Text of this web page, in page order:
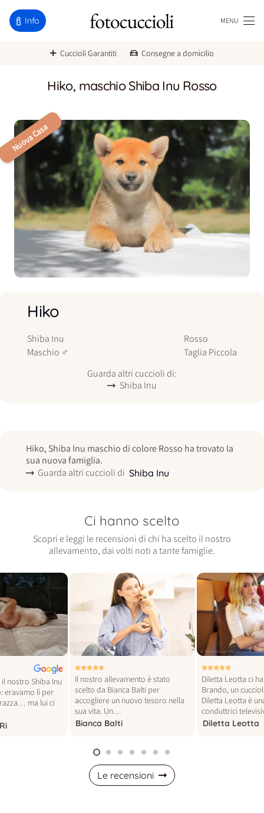
Info MENU
Cuccioli Garantiti Consegne a domicilio
Hiko, maschio Shiba Inu Rosso
Nuova Casa
Hiko
Shiba Inu
Maschio ♂
Rosso
Taglia Piccola
Guarda altri cuccioli di:
Shiba Inu
Hiko, Shiba Inu maschio di colore Rosso ha trovato la
sua nuova famiglia.
Guarda altri cuccioli di Shiba Inu
Ci hanno scelto
Scopri e leggi le recensioni di chi ha scelto il nostro
allevamento, dai volti noti a tante famiglie.
nostro Shiba Inu
eravamo lì per
ma lui ci
© foto vogue italia
Il nostro allevamento è stato
scelto da Bianca Balti per
accogliere un nuovo tesoro nella
sua vita. Un…
Bianca Balti
© foto instagram
Diletta Leotta ci
Brando, un
Diletta Leotta è
conduttrici
Diletta Leotta
Le recensioni